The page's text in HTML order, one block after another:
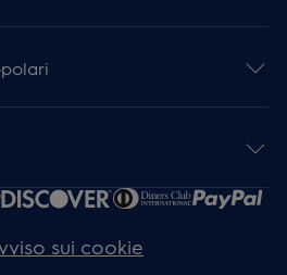
sui cookie